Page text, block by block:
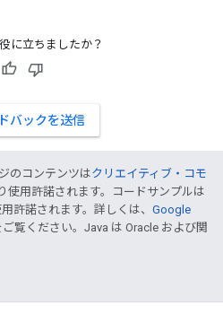
に立ちましたか？
バックを送信
のコンテンツはクリエイティブ・コモ
使用許諾されます。コードサンプルは
許諾されます。詳しくは、 Google
ご覧ください。Java は Oracle および関